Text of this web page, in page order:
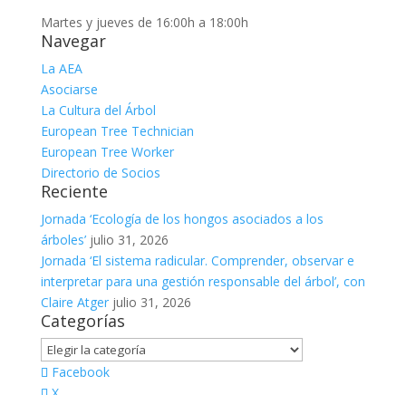
Martes y jueves de 16:00h a 18:00h
Navegar
La AEA
Asociarse
La Cultura del Árbol
European Tree Technician
European Tree Worker
Directorio de Socios
Reciente
Jornada ‘Ecología de los hongos asociados a los
árboles’ julio 31, 2026
Jornada ‘El sistema radicular. Comprender, observar e
interpretar para una gestión responsable del árbol’, con
Claire Atger julio 31, 2026
Categorías
Categorías
Facebook